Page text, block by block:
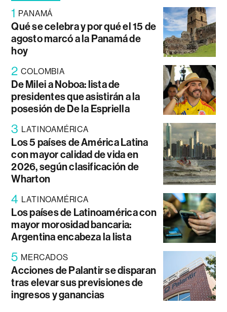
1 PANAMÁ
Qué se celebra y por qué el 15 de
agosto marcó a la Panamá de
hoy
2 COLOMBIA
De Milei a Noboa: lista de
presidentes que asistirán a la
posesión de De la Espriella
3 LATINOAMÉRICA
Los 5 países de América Latina
con mayor calidad de vida en
2026, según clasificación de
Wharton
4 LATINOAMÉRICA
Los países de Latinoamérica con
mayor morosidad bancaria:
Argentina encabeza la lista
5 MERCADOS
Acciones de Palantir se disparan
tras elevar sus previsiones de
ingresos y ganancias